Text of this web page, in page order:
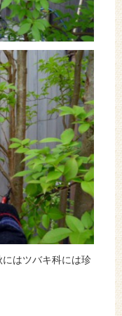
はツバキ科には珍